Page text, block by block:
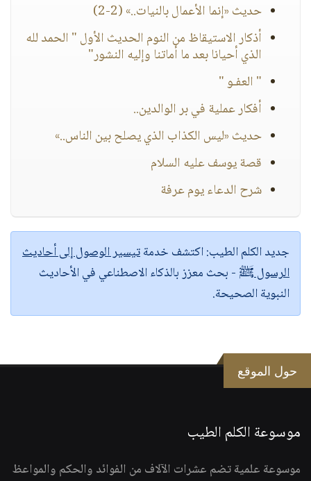
حديث «إنما الأعمال بالنيات..» (2-2)
أذكار الاستيقاظ من النوم الحديث الأول " الحمد لله
الذي أحيانا بعد ما أماتنا وإليه النشور"
" العفـو "
أفكار عملية في بر الوالدين..
حديث «ليس الكذاب الذي يصلح بين الناس..»
قصة يوسف عليه السلام
شرح الدعاء يوم عرفة
جديد الكلم الطيب:اكتشف خدمةتيسير الوصول إلى أحاديث
الرسول ﷺ - بحث معزز بالذكاء الاصطناعي في الأحاديث
النبوية الصحيحة.
حول الموقع
موسوعة الكلم الطيب
موسوعة علمية تضم عشرات الآلاف من الفوائد والحكم والمواعظ